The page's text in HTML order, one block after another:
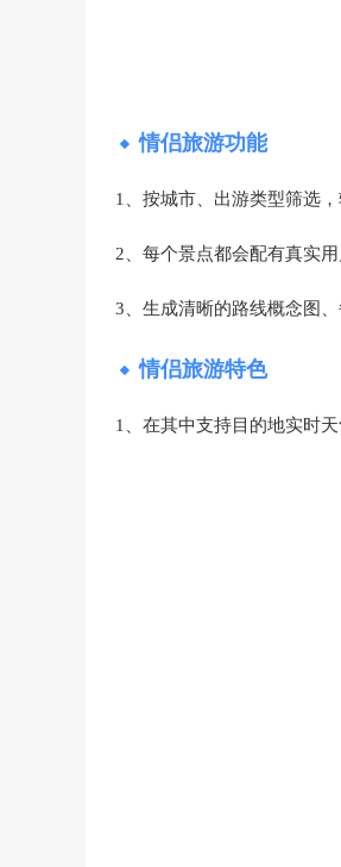
情侣旅游功能
1、按城市、出游类型筛选
2、每个景点都会配有真实
3、生成清晰的路线概念图
情侣旅游特色
1、在其中支持目的地实时